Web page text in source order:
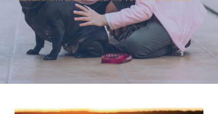
Varumärken
Hand i Tass